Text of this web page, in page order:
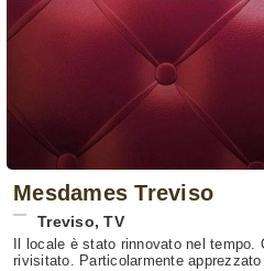
Mesdames Treviso
Treviso,TV
Il locale è stato rinnovato nel
rivisitato. Particolarmente